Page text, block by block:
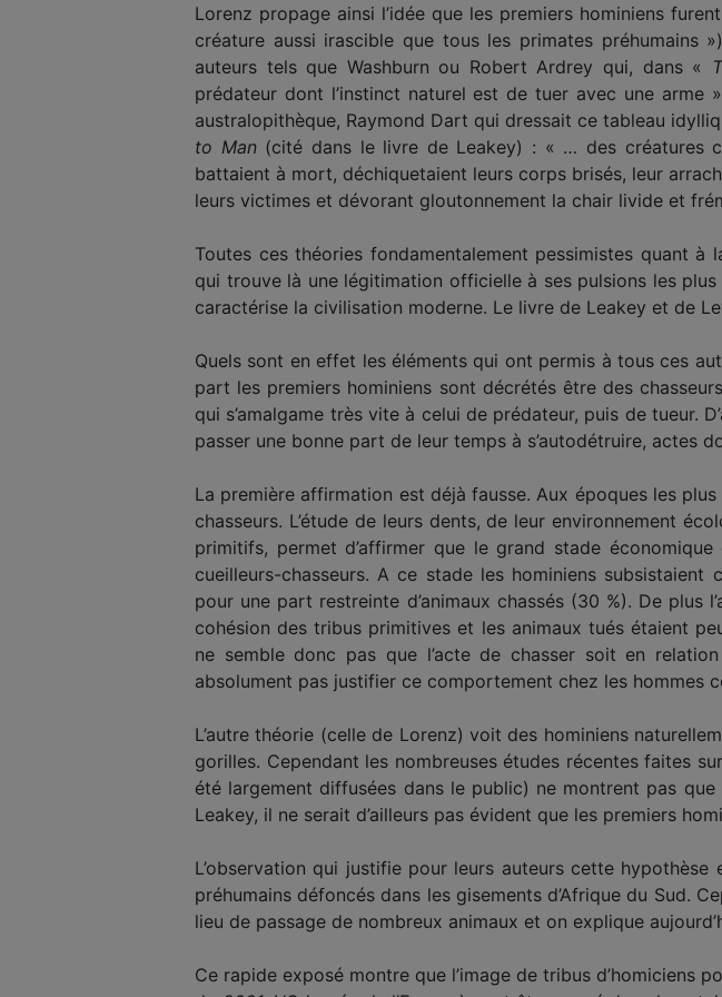
Lorenz propage ainsi l’idée que les premiers hominiens
créature aussi irascible que tous les primates
auteurs tels que Washburn ou Robert Ardrey qui, dans «
prédateur dont l’instinct naturel est de tuer avec une
australopithèque, Raymond Dart qui dressait ce tableau
to Man(cité dans le livre de Leakey) : « … des créatures
battaient à mort, déchiquetaient leurs corps brisés, leur
leurs victimes et dévorant gloutonnement la chair livide et
Toutes ces théories fondamentalement pessimistes quant
qui trouve là une légitimation officielle à ses pulsions les
caractérise la civilisation moderne. Le livre de Leakey et de
Quels sont en effet les éléments qui ont permis à tous ces
part les premiers hominiens sont décrétés être des
qui s’amalgame très vite à celui de prédateur, puis de tueur.
passer une bonne part de leur temps à s’autodétruire, actes
La première affirmation est déjà fausse. Aux époques les
chasseurs. L’étude de leurs dents, de leur environnement
primitifs, permet d’affirmer que le grand stade
cueilleurs-chasseurs. A ce stade les hominiens
pour une part restreinte d’animaux chassés (30 %). De
cohésion des tribus primitives et les animaux tués étaient
ne semble donc pas que l’acte de chasser soit en
absolument pas justifier ce comportement chez les hommes
L’autre théorie (celle de Lorenz) voit des hominiens
gorilles. Cependant les nombreuses études récentes faites
été largement diffusées dans le public) ne montrent pas
Leakey, il ne serait d’ailleurs pas évident que les premiers
L’observation qui justifie pour leurs auteurs cette
préhumains défoncés dans les gisements d’Afrique du Sud.
lieu de passage de nombreux animaux et on explique
Ce rapide exposé montre que l’image de tribus d’homiciens